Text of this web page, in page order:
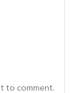
to comment.